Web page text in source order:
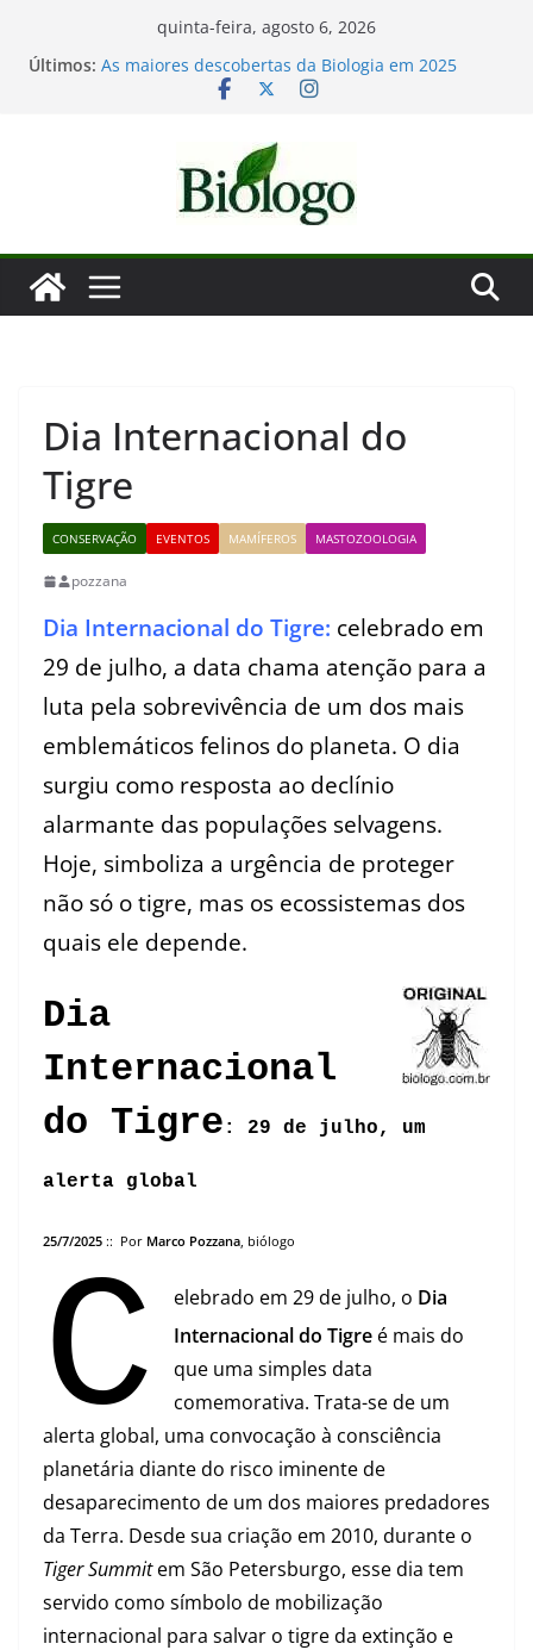
quinta-feira, agosto 6, 2026
Últimos:
Mergulho na Biologia – por que a ciência é tão
fascinante?
As maiores descobertas da Biologia em 2025
Tatiana Sampaio e a laminina
Considerações de fim de ano: Biologia 2025
Dia Internacional do
Tigre
CONSERVAÇÃO EVENTOS MAMÍFEROS MASTOZOOLOGIA
pozzana
Dia Internacional do Tigre: celebrado em
29 de julho, a data chama atenção para a
luta pela sobrevivência de um dos mais
emblemáticos felinos do planeta. O dia
surgiu como resposta ao declínio
alarmante das populações selvagens.
Hoje, simboliza a urgência de proteger
não só o tigre, mas os ecossistemas dos
quais ele depende.
Dia
Internacional
do Tigre : 29 de julho, um
alerta global
25/7/2025 :: Por Marco Pozzana, biólogo
C elebrado em 29 de julho, o Dia
Internacional do Tigreé mais do
que uma simples data
comemorativa. Trata-se de um
alerta global, uma convocação à consciência
planetária diante do risco iminente de
desaparecimento de um dos maiores predadores
da Terra. Desde sua criação em 2010, durante o
Tiger Summitem São Petersburgo, esse dia tem
servido como símbolo de mobilização
internacional para salvar o tigre da extinção e